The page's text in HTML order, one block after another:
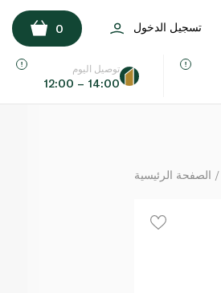
تسجيل الدخول 0
توصيل اليوم
12:00 – 14:00
كيلوغرام
الصفحة الرئيسية